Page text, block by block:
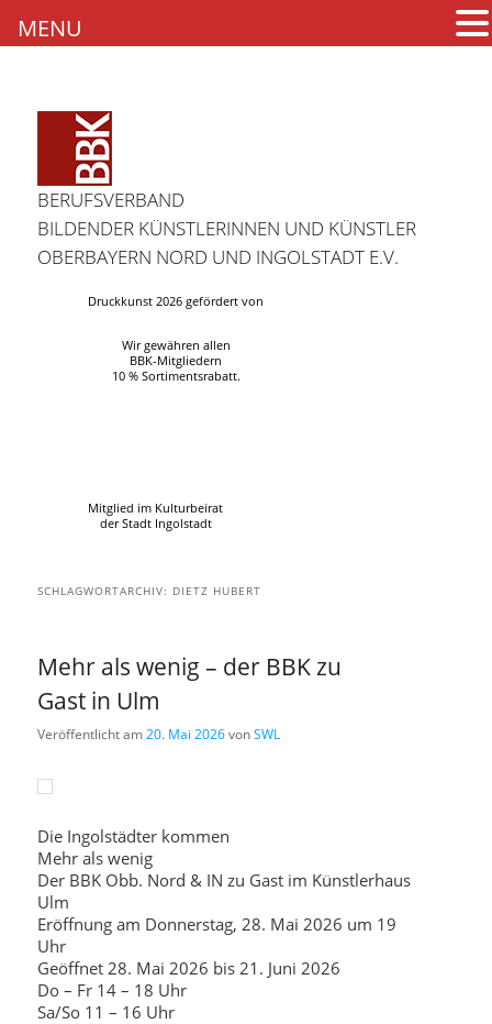
BERUFSVERBAND
BILDENDER KÜNSTLERINNEN UND KÜNSTLER
OBERBAYERN NORD UND INGOLSTADT E.V.
Druckkunst 2026 gefördert von
Wir gewähren allen
BBK-Mitgliedern
10 % Sortimentsrabatt.
Mitglied im Kulturbeirat
der Stadt Ingolstadt
SCHLAGWORTARCHIV: DIETZ HUBERT
Mehr als wenig – der BBK zu
Gast in Ulm
Veröffentlicht am20. Mai 2026vonSWL
Die Ingolstädter kommen
Mehr als wenig
Der BBK Obb. Nord & IN zu Gast im Künstlerhaus
Ulm
Eröffnung am Donnerstag, 28. Mai 2026 um 19
Uhr
Geöffnet 28. Mai 2026 bis 21. Juni 2026
Do – Fr 14 – 18 Uhr
Sa/So 11 – 16 Uhr
MENU